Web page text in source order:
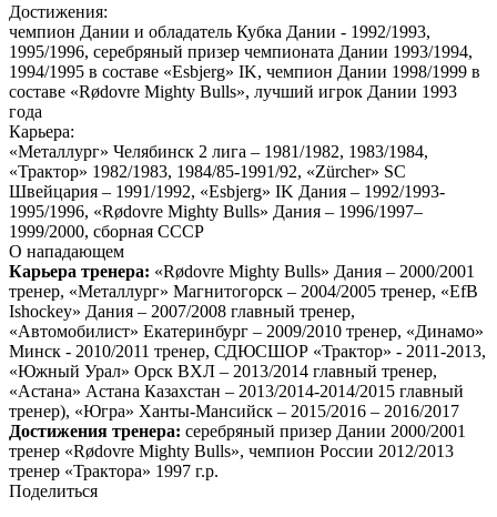
Достижения:
чемпион Дании и обладатель Кубка Дании - 1992/1993,
1995/1996, серебряный призер чемпионата Дании 1993/1994,
1994/1995 в составе «Esbjerg» IK, чемпион Дании 1998/1999 в
составе «Rødovre Mighty Bulls», лучший игрок Дании 1993
года
Карьера:
«Металлург» Челябинск 2 лига – 1981/1982, 1983/1984,
«Трактор» 1982/1983, 1984/85-1991/92, «Zürcher» SC
Швейцария – 1991/1992, «Esbjerg» IK Дания – 1992/1993-
1995/1996, «Rødovre Mighty Bulls» Дания – 1996/1997–
1999/2000, сборная СССР
О нападающем
Карьера тренера: «Rødovre Mighty Bulls» Дания – 2000/2001
тренер, «Металлург» Магнитогорск – 2004/2005 тренер, «EfB
Ishockey» Дания – 2007/2008 главный тренер,
«Автомобилист» Екатеринбург – 2009/2010 тренер, «Динамо»
Минск - 2010/2011 тренер, СДЮСШОР «Трактор» - 2011-2013,
«Южный Урал» Орск ВХЛ – 2013/2014 главный тренер,
«Астана» Астана Казахстан – 2013/2014-2014/2015 главный
тренер), «Югра» Ханты-Мансийск – 2015/2016 – 2016/2017
Достижения тренера: серебряный призер Дании 2000/2001
тренер «Rødovre Mighty Bulls», чемпион России 2012/2013
тренер «Трактора» 1997 г.р.
Поделиться